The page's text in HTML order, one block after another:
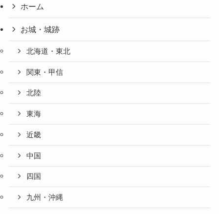
ホーム
お城・城跡
北海道・東北
関東・甲信
北陸
東海
近畿
中国
四国
九州・沖縄